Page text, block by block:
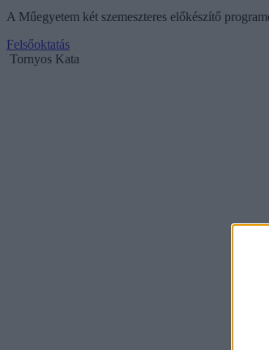
A Műegyetem két szemeszteres előkészítő
Felsőoktatás
Tornyos Kata